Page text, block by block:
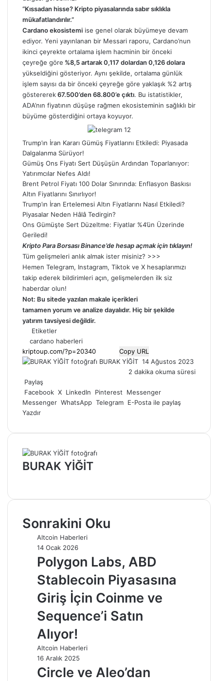
“Kıssadan hisse? Kripto piyasalarında sabır sıklıkla
mükafatlandırılır.”
Cardano ekosistemi ise genel olarak büyümeye devam
ediyor. Yeni yayınlanan bir Messari raporu, Cardano’nun
ikinci çeyrekte ortalama işlem hacminin bir önceki
çeyreğe göre %8,5 artarak 0,117 dolardan 0,126 dolara
yükseldiğini gösteriyor. Aynı şekilde, ortalama günlük
işlem sayısı da bir önceki çeyreğe göre yaklaşık %2 artış
göstererek67.500’den 68.800’e çıktı. Bu istatistikler,
ADA’nın fiyatının düşüşe rağmen ekosisteminin sağlıklı bir
büyüme gösterdiğini ortaya koyuyor.
Trump’ın İran Kararı Gümüş Fiyatlarını Etkiledi: Piyasada
Dalgalanma Sürüyor!
Gümüş Ons Fiyatı Sert Düşüşün Ardından Toparlanıyor:
Yatırımcılar Nefes Aldı!
Brent Petrol Fiyatı 100 Dolar Sınırında: Enflasyon Baskısı
Altın Fiyatlarını Sınırlıyor!
Trump’ın İran Ertelemesi Altın Fiyatlarını Nasıl Etkiledi?
Piyasalar Neden Hâlâ Tedirgin?
Ons Gümüşte Sert Düzeltme: Fiyatlar %4’ün Üzerinde
Geriledi!
Kripto Para Borsası Binance’de hesap açmak için tıklayın!
Tüm gelişmeleri anlık almak ister misiniz? >>>
Hemen Telegram, Instagram, Tiktok ve X hesaplarımızı
takip ederek bildirimleri açın, gelişmelerden ilk siz
haberdar olun!
Not: Bu sitede yazılan makale içerikleri
tamamen yorum ve analize dayalıdır. Hiç bir şekilde
yatırım tavsiyesi değildir.
Etiketler
cardano haberleri
Copy URL
BURAK YİĞİT Bir
e-
göndermek
14 Ağustos 2023
2 dakika okuma süresi
Paylaş
Facebook X LinkedIn Pinterest
Messenger
Messenger WhatsApp Telegram E-Posta ile paylaş
Yazdır
BURAK YİĞİT
Sonrakini Oku
Altcoin Haberleri
14 Ocak 2026
Polygon Labs, ABD
Stablecoin Piyasasına
Giriş İçin Coinme ve
Sequence’i Satın
Alıyor!
Altcoin Haberleri
16 Aralık 2025
Circle ve Aleo’dan